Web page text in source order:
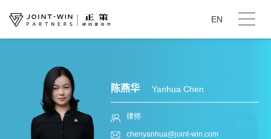
EN
陈燕华 Yanhua Chen
律师
chenyanhua@joint-win.com